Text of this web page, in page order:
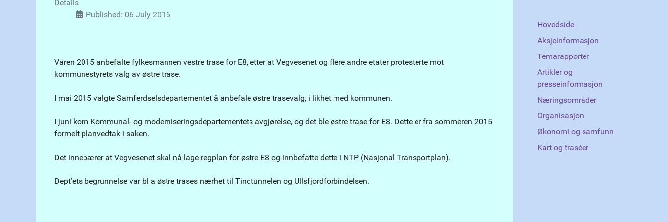
Details
Published: 06 July 2016
Våren 2015 anbefalte fylkesmannen vestre trase for E8, etter at Vegvesenet og flere andre etater protesterte mot
kommunestyrets valg av østre trase.
I mai 2015 valgte Samferdselsdepartementet å anbefale østre trasevalg, i likhet med kommunen.
I juni kom Kommunal- og moderniseringsdepartementets avgjørelse, og det ble østre trase for E8. Dette er fra sommeren 2015
formelt planvedtak i saken.
Det innebærer at Vegvesenet skal nå lage regplan for østre E8 og innbefatte dette i NTP (Nasjonal Transportplan).
Dept’ets begrunnelse var bl a østre trases nærhet til Tindtunnelen og Ullsfjordforbindelsen.
Hovedside
Aksjeinformasjon
Temarapporter
Artikler og
presseinformasjon
Næringsområder
Organisasjon
Økonomi og samfunn
Kart og traséer